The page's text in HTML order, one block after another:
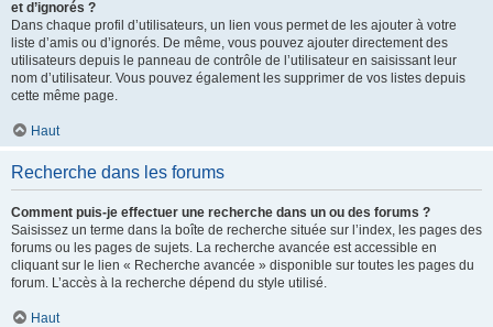
et d’ignorés ?
Dans chaque profil d’utilisateurs, un lien vous permet de les ajouter à votre
liste d’amis ou d’ignorés. De même, vous pouvez ajouter directement des
utilisateurs depuis le panneau de contrôle de l’utilisateur en saisissant leur
nom d’utilisateur. Vous pouvez également les supprimer de vos listes depuis
cette même page.
Haut
Recherche dans les forums
Comment puis-je effectuer une recherche dans un ou des forums ?
Saisissez un terme dans la boîte de recherche située sur l’index, les pages des
forums ou les pages de sujets. La recherche avancée est accessible en
cliquant sur le lien « Recherche avancée » disponible sur toutes les pages du
forum. L’accès à la recherche dépend du style utilisé.
Haut